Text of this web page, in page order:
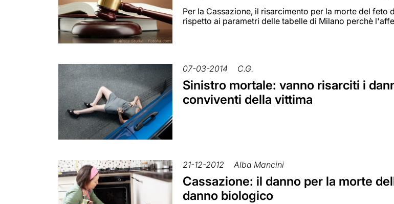
Per la Cassazione, il risarcimento per la morte del
rispetto ai parametri delle tabelle di Milano perchè
07-03-2014 C.G.
Sinistro mortale: vanno risarciti i
conviventi della vittima
21-12-2012 Alba Mancini
Cassazione: il danno per la morte
danno biologico